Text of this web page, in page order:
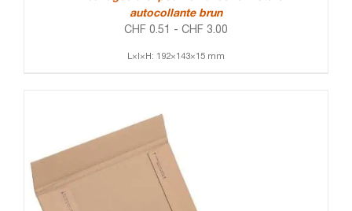
autocollante brun
CHF 0.51 - CHF 3.00
L×l×H: 192×143×15 mm